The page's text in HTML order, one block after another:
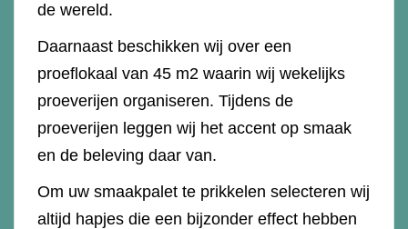
de wereld.
Daarnaast beschikken wij over een
proeflokaal van 45 m2 waarin wij wekelijks
proeverijen organiseren. Tijdens de
proeverijen leggen wij het accent op smaak
en de beleving daar van.
Om uw smaakpalet te prikkelen selecteren wij
altijd hapjes die een bijzonder effect hebben